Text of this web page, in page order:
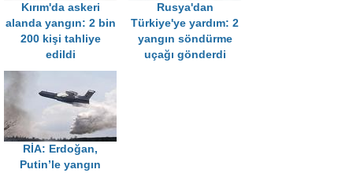
Kırım'da askeri
alanda yangın: 2 bin
200 kişi tahliye
edildi
Rusya'dan
Türkiye'ye yardım: 2
yangın söndürme
uçağı gönderdi
RİA: Erdoğan,
Putin’le yangın